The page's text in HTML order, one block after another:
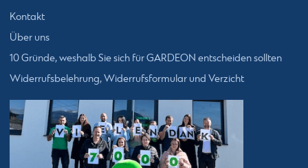
Kontakt
Über uns
10 Gründe, weshalb Sie sich für GARDEON entscheiden sollten
Widerrufsbelehrung, Widerrufsformular und Verzicht